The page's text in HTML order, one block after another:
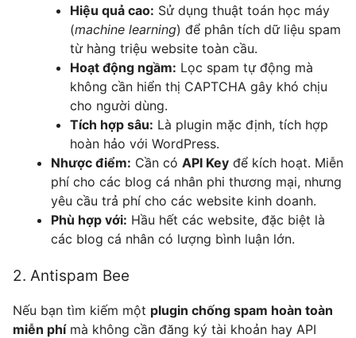
Hiệu quả cao: Sử dụng thuật toán học máy
(machine learning) để phân tích dữ liệu spam
từ hàng triệu website toàn cầu.
Hoạt động ngầm: Lọc spam tự động mà
không cần hiển thị CAPTCHA gây khó chịu
cho người dùng.
Tích hợp sâu: Là plugin mặc định, tích hợp
hoàn hảo với WordPress.
Nhược điểm: Cần có API Key để kích hoạt. Miễn
phí cho các blog cá nhân phi thương mại, nhưng
yêu cầu trả phí cho các website kinh doanh.
Phù hợp với: Hầu hết các website, đặc biệt là
các blog cá nhân có lượng bình luận lớn.
2. Antispam Bee
Nếu bạn tìm kiếm một plugin chống spam hoàn toàn
miễn phímà không cần đăng ký tài khoản hay API